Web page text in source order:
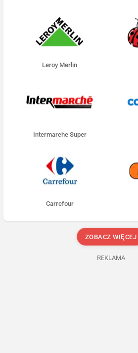
Leroy Merlin
Intermarche Super
Carrefour
ZOBACZ WIĘCEJ
REKLAMA